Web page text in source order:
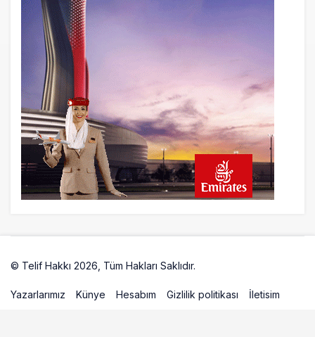
© Telif Hakkı 2026, Tüm Hakları Saklıdır.
Yazarlarımız Künye Hesabım Gizlilik politikası İletisim